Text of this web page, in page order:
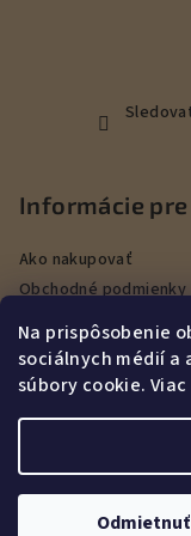
Na prispôsobenie
sociálnych médií a
súbory cookie.
Odmietnuť
Informácie
Ako nakupovať
Obchodné podmienky
Podmienky ochrany
Veľkoobchod
Kontakty